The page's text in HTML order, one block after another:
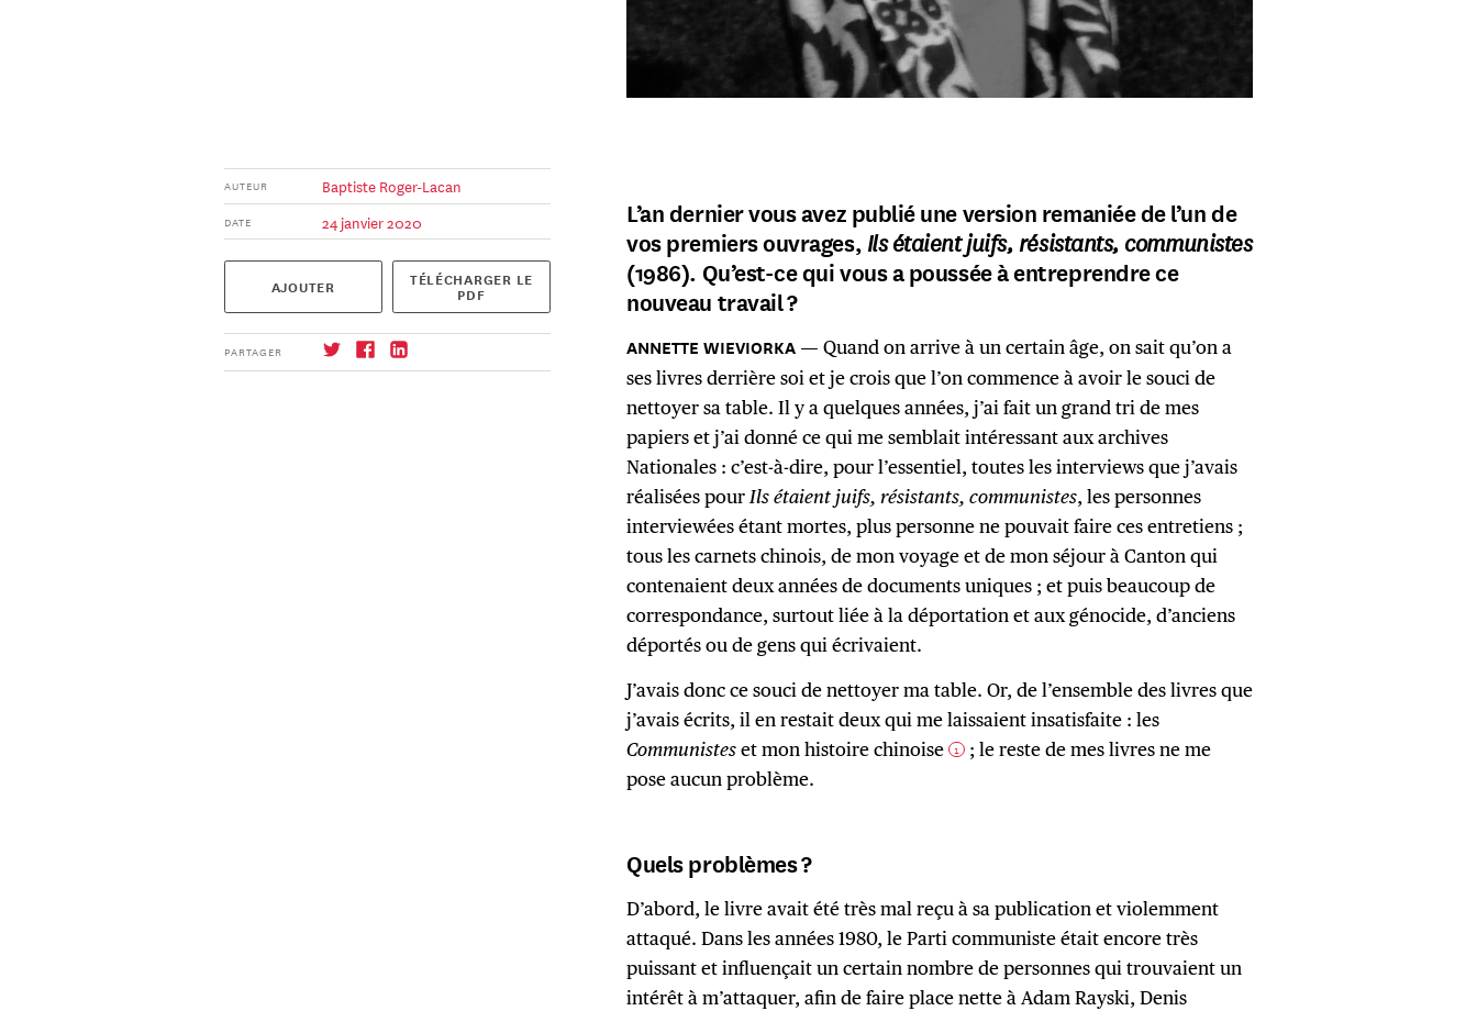
AUTEUR Baptiste Roger-Lacan
DATE 24 janvier 2020
AJOUTER TÉLÉCHARGER LE
PDF
PARTAGER
L’an dernier vous avez publié une version remaniée de l’un de
vos premiers ouvrages, Ils étaient juifs, résistants, communistes
(1986). Qu’est-ce qui vous a poussée à entreprendre ce
nouveau travail ?
Quand on arrive à un certain âge, on sait qu’on a
ses livres derrière soi et je crois que l’on commence à avoir le souci de
nettoyer sa table. Il y a quelques années, j’ai fait un grand tri de mes
papiers et j’ai donné ce qui me semblait intéressant aux archives
Nationales : c’est-à-dire, pour l’essentiel, toutes les interviews que j’avais
réalisées pour Ils étaient juifs, résistants, communistes, les personnes
interviewées étant mortes, plus personne ne pouvait faire ces entretiens ;
tous les carnets chinois, de mon voyage et de mon séjour à Canton qui
contenaient deux années de documents uniques ; et puis beaucoup de
correspondance, surtout liée à la déportation et aux génocide, d’anciens
déportés ou de gens qui écrivaient.
J’avais donc ce souci de nettoyer ma table. Or, de l’ensemble des livres que
j’avais écrits, il en restait deux qui me laissaient insatisfaite : les
Communisteset mon histoire chinoise 1 ; le reste de mes livres ne me
pose aucun problème.
Quels problèmes ?
D’abord, le livre avait été très mal reçu à sa publication et violemment
attaqué. Dans les années 1980, le Parti communiste était encore très
puissant et influençait un certain nombre de personnes qui trouvaient un
intérêt à m’attaquer, afin de faire place nette à Adam Rayski, Denis